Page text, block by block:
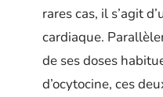
rares cas, il s’agit
cardiaque.
de ses doses
d’ocytocine, ces